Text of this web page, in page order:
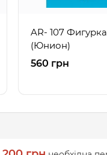
AR- 107
(Юнион)
560 грн